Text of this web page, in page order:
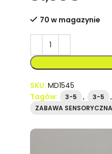
70 w magazynie
SKU:MD1545
Tagów:
3-5 , 3-5 ,
ZABAWA SENSORYCZNA